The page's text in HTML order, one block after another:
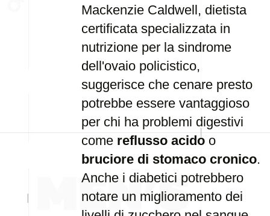
Mackenzie Caldwell, dietista
certificata specializzata in
nutrizione per la sindrome
dell'ovaio policistico,
suggerisce che cenare presto
potrebbe essere vantaggioso
per chi ha problemi digestivi
come reflusso acido o
bruciore di stomaco cronico.
Anche i diabetici potrebbero
notare un miglioramento dei